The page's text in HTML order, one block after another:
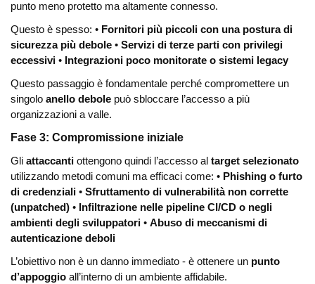
punto meno protetto ma altamente connesso.
Questo è spesso: • Fornitori più piccoli con una postura di
sicurezza più debole • Servizi di terze parti con privilegi
eccessivi • Integrazioni poco monitorate o sistemi legacy
Questo passaggio è fondamentale perché compromettere un
singolo anello debole può sbloccare l’accesso a più
organizzazioni a valle.
Fase 3: Compromissione iniziale
Gli attaccanti ottengono quindi l’accesso al target selezionato
utilizzando metodi comuni ma efficaci come: • Phishing o furto
di credenziali • Sfruttamento di vulnerabilità non corrette
(unpatched) • Infiltrazione nelle pipeline CI/CD o negli
ambienti degli sviluppatori • Abuso di meccanismi di
autenticazione deboli
L’obiettivo non è un danno immediato - è ottenere un punto
d’appoggio all’interno di un ambiente affidabile.